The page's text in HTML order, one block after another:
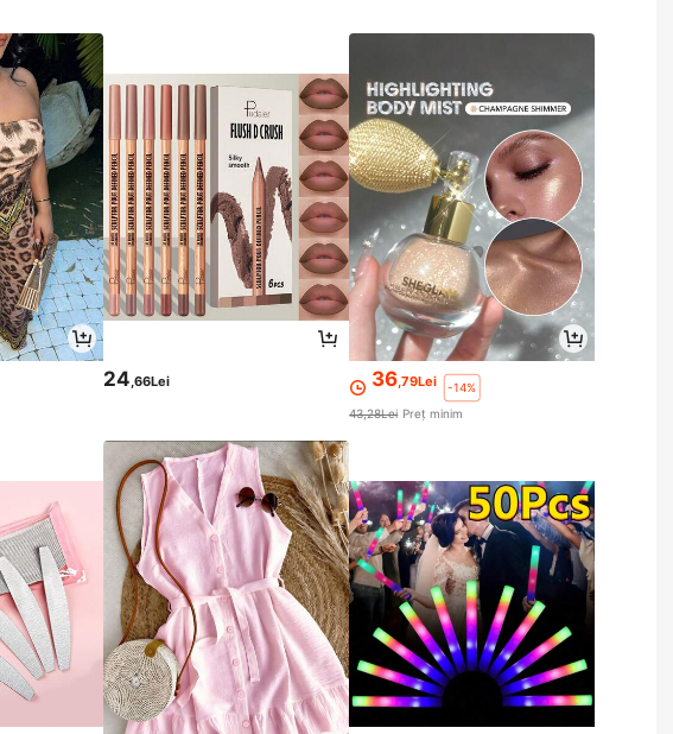
24 ,66Lei 36,79Lei
-14%
43,28Lei Preț minim